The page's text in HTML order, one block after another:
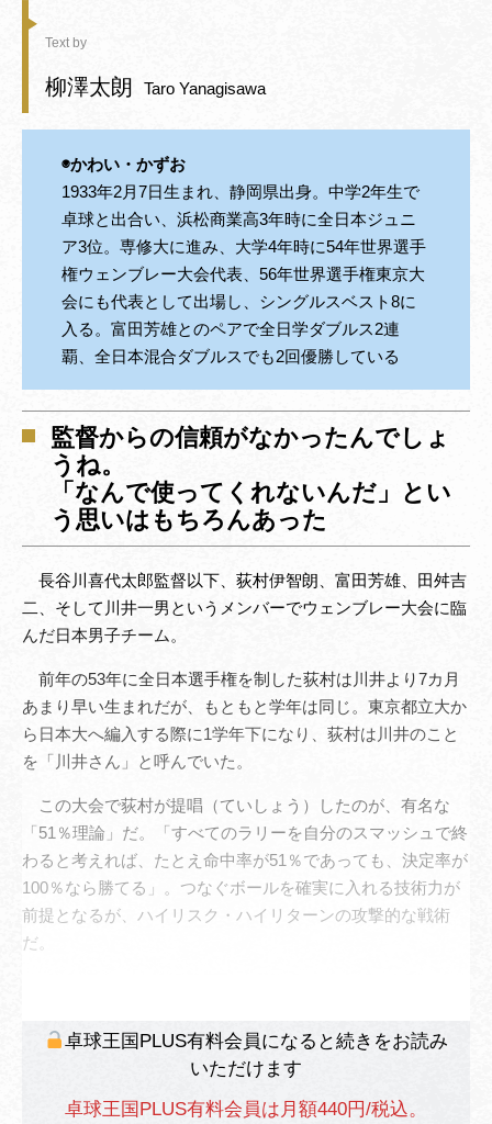
Text by
柳澤太朗 Taro Yanagisawa
◉かわい・かずお
1933年2月7日生まれ、静岡県出身。中学2年生で
卓球と出合い、浜松商業高3年時に全日本ジュニ
ア3位。専修大に進み、大学4年時に54年世界選手
権ウェンブレー大会代表、56年世界選手権東京大
会にも代表として出場し、シングルスベスト8に
入る。富田芳雄とのペアで全日学ダブルス2連
覇、全日本混合ダブルスでも2回優勝している
監督からの信頼がなかったんでしょ
うね。
「なんで使ってくれないんだ」とい
う思いはもちろんあった
長谷川喜代太郎監督以下、荻村伊智朗、富田芳雄、田舛吉
二、そして川井一男というメンバーでウェンブレー大会に臨
んだ日本男子チーム。
前年の53年に全日本選手権を制した荻村は川井より7カ月
あまり早い生まれだが、もともと学年は同じ。東京都立大か
ら日本大へ編入する際に1学年下になり、荻村は川井のこと
を「川井さん」と呼んでいた。
この大会で荻村が提唱（ていしょう）したのが、有名な
「51％理論」だ。「すべてのラリーを自分のスマッシュで終
わると考えれば、たとえ命中率が51％であっても、決定率が
100％なら勝てる」。つなぐボールを確実に入れる技術力が
前提となるが、ハイリスク・ハイリターンの攻撃的な戦術
だ。
卓球王国PLUS有料会員になると続きをお読み
いただけます
卓球王国PLUS有料会員は月額440円/税込。